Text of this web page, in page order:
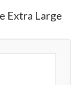
Extra Large